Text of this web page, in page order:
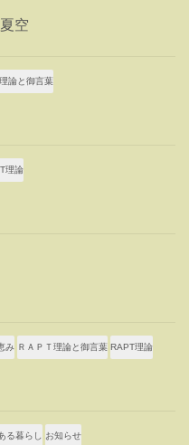
空
論と御言葉
理論
み ＲＡＰＴ理論と御言葉 RAPT理論
る暮らし お知らせ